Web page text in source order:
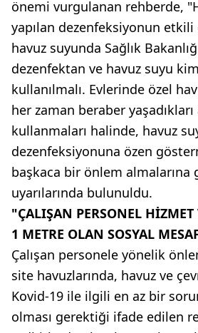
önemi vurgulanan rehberde,
yapılan dezenfeksiyonun
havuz suyunda Sağlık
dezenfektan ve havuz suyu
kullanılmalı. Evlerinde özel
her zaman beraber
kullanmaları halinde, havuz
dezenfeksiyonuna özen
başkaca bir önlem almalarına
uyarılarında bulunuldu.
"ÇALIŞAN PERSONEL
1 METRE OLAN SOSYAL
Çalışan personele yönelik
site havuzlarında, havuz ve
Kovid-19 ile ilgili en az bir
olması gerektiği ifade edilen